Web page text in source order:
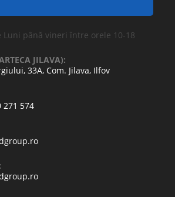
Luni până vineri între orele 10-18
JILAVA):
33A, Com. Jilava, Ilfov
271 574